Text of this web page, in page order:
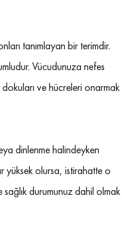
tanımlayan bir terimdir.
Vücudunuza nefes
dokuları ve hücreleri onarmak
dinlenme halindeyken
yüksek olursa, istirahatte o
sağlık durumunuz dahil olmak